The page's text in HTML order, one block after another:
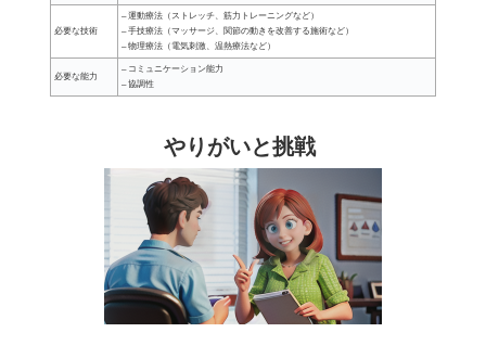
必要な技術
– 運動療法（ストレッチ、筋力トレーニングなど）
– 手技療法（マッサージ、関節の動きを改善する施術など）
– 物理療法（電気刺激、温熱療法など）
必要な能力
– コミュニケーション能力
– 協調性
やりがいと挑戦